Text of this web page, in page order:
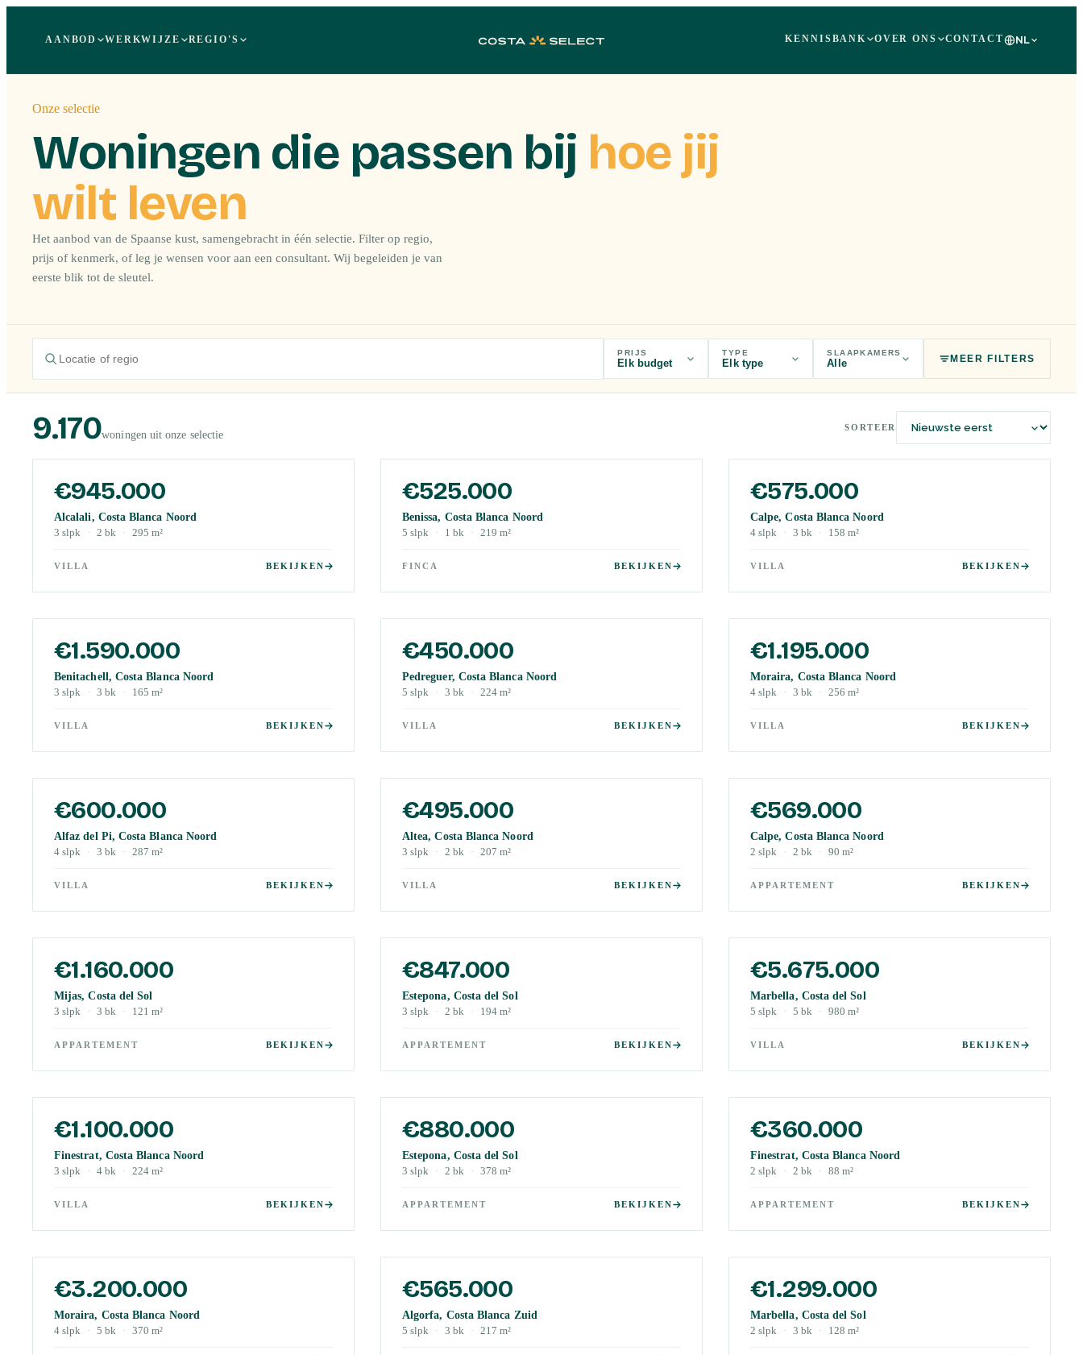
AANBOD WERKWIJZE REGIO'S KENNISBANK OVER ONS CONTACT NL
Onze selectie
Woningen die passen bij hoe jij
wilt leven
Het aanbod van de Spaanse kust, samengebracht in één selectie. Filter op regio,
prijs of kenmerk, of leg je wensen voor aan een consultant. Wij begeleiden je van
eerste blik tot de sleutel.
PRIJS
Elk budget
TYPE
Elk type
SLAAPKAMERS
Alle MEER FILTERS
9.170woningen uit onze selectie
SORTEER
€945.000
Alcalali, Costa Blanca Noord
3 slpk · 2 bk · 295 m²
VILLA BEKIJKEN
€525.000
Benissa, Costa Blanca Noord
5 slpk · 1 bk · 219 m²
FINCA BEKIJKEN
€575.000
Calpe, Costa Blanca Noord
4 slpk · 3 bk · 158 m²
VILLA BEKIJKEN
€1.590.000
Benitachell, Costa Blanca Noord
3 slpk · 3 bk · 165 m²
VILLA BEKIJKEN
€450.000
Pedreguer, Costa Blanca Noord
5 slpk · 3 bk · 224 m²
VILLA BEKIJKEN
€1.195.000
Moraira, Costa Blanca Noord
4 slpk · 3 bk · 256 m²
VILLA BEKIJKEN
€600.000
Alfaz del Pi, Costa Blanca Noord
4 slpk · 3 bk · 287 m²
VILLA BEKIJKEN
€495.000
Altea, Costa Blanca Noord
3 slpk · 2 bk · 207 m²
VILLA BEKIJKEN
€569.000
Calpe, Costa Blanca Noord
2 slpk · 2 bk · 90 m²
APPARTEMENT BEKIJKEN
€1.160.000
Mijas, Costa del Sol
3 slpk · 3 bk · 121 m²
APPARTEMENT BEKIJKEN
€847.000
Estepona, Costa del Sol
3 slpk · 2 bk · 194 m²
APPARTEMENT BEKIJKEN
€5.675.000
Marbella, Costa del Sol
5 slpk · 5 bk · 980 m²
VILLA BEKIJKEN
€1.100.000
Finestrat, Costa Blanca Noord
3 slpk · 4 bk · 224 m²
VILLA BEKIJKEN
€880.000
Estepona, Costa del Sol
3 slpk · 2 bk · 378 m²
APPARTEMENT BEKIJKEN
€360.000
Finestrat, Costa Blanca Noord
2 slpk · 2 bk · 88 m²
APPARTEMENT BEKIJKEN
€3.200.000
Moraira, Costa Blanca Noord
4 slpk · 5 bk · 370 m²
€565.000
Algorfa, Costa Blanca Zuid
5 slpk · 3 bk · 217 m²
€1.299.000
Marbella, Costa del Sol
2 slpk · 3 bk · 128 m²